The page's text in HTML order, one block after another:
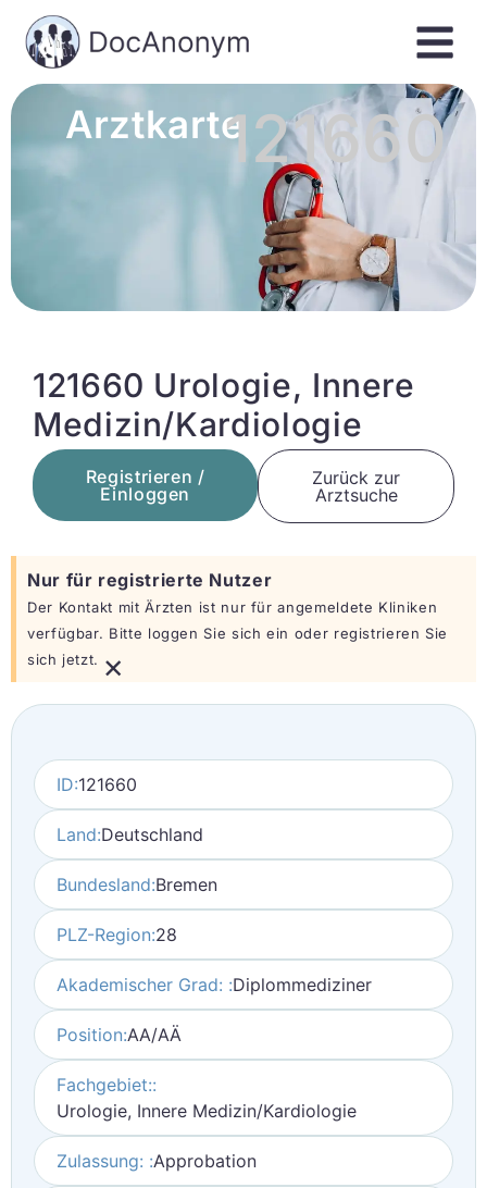
Arztkarte121660
121660 Urologie, Innere
Medizin/Kardiologie
Registrieren /
Einloggen
Zurück zur
Arztsuche
Nur für registrierte Nutzer
Der Kontakt mit Ärzten ist nur für angemeldete Kliniken
verfügbar. Bitte loggen Sie sich ein oder registrieren Sie
sich jetzt. ×
ID:121660
Land:Deutschland
Bundesland:Bremen
PLZ-Region:28
Akademischer Grad: :Diplommediziner
Position:AA/AÄ
Fachgebiet::
Urologie, Innere Medizin/Kardiologie
Zulassung: :Approbation